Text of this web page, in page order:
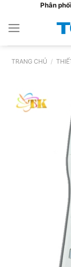
nội
dung
Phân
TRANG CHỦ /